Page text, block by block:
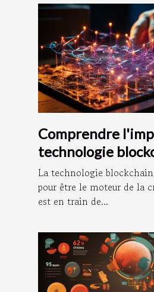
Comprendre
technologie
comptabilité
La technologie
pour être le moteur de la
est en train de...